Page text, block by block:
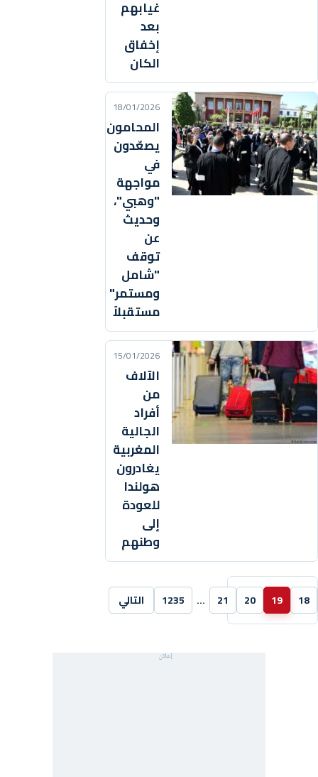
غيابهم
بعد
إخفاق
الكان
18/01/2026
المحامون
يصعّدون
في
مواجهة
"وهبي"،
وحديث
عن
توقف
"شامل
ومستمر"
مستقبلاً
15/01/2026
الآلاف
من
أفراد
الجالية
المغربية
يغادرون
هولندا
للعودة
إلى
وطنهم
18
19
20
21
…
1235 التالي